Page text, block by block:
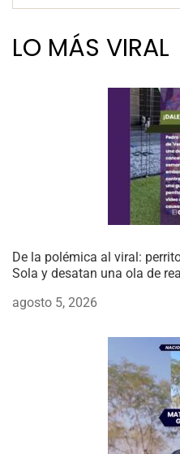
LO MÁS VIRAL
De la polémica al viral:
Sola y desatan una ola de
agosto 5, 2026